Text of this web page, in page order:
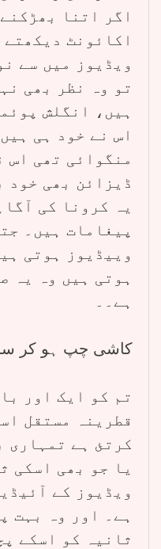
اگر اتنا
اکائونٹ
ویڈیوز میں سے
تو وہ نظر بھی
ہیں، انگلش
اس نے خود ہی
منگوائی تھی اس
ڈیزائن بھی خود
یہ کرونا کی
پیغامات ہیں۔
وییڈیوز ہوتی
ہوتی ہیں وہ یہ
ہے۔۔
کاشی چپ ہو کر سر
تم کو ایک اور
قطرینہ مستقل
کرتئ ہے تمہاری
یا جو بھی اسکی
ویڈیوز کے
ہے۔ اور وہ بہت
ثانیہ کو اسکے